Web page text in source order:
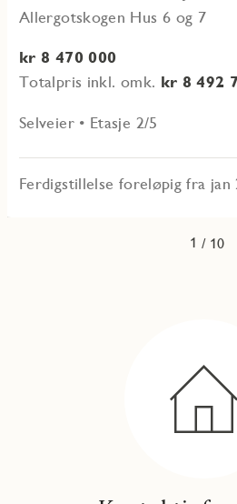
Allergotskogen Hus 6 og 7
kr 8 470 000
Totalpris inkl. omk. kr 8 492
Selveier • Etasje 2/5
Ferdigstillelse foreløpig fra jan
1
2
3
4
5
6
7
8
9
10 / 10